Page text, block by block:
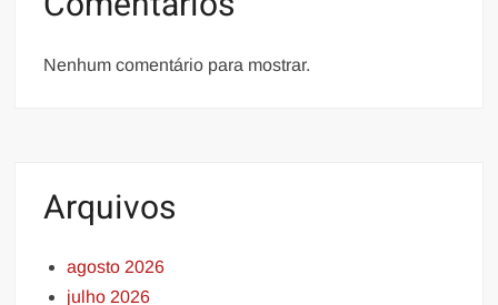
Nenhum comentário para mostrar.
Arquivos
agosto 2026
julho 2026